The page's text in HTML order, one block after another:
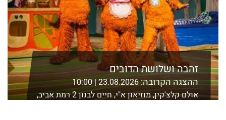
זהבה ושלושת הדובים
ההצגה הקרובה: 23.08.2026 | 10:00
אולם קלצ'קין, מוזיאון א"י, חיים לבנון 2 רמת אביב,